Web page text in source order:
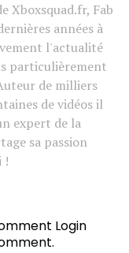
Xboxsquad.fr, Fab
années à
l'actualité
particulièrement
de milliers
de vidéos il
expert de la
sa passion
!
Login